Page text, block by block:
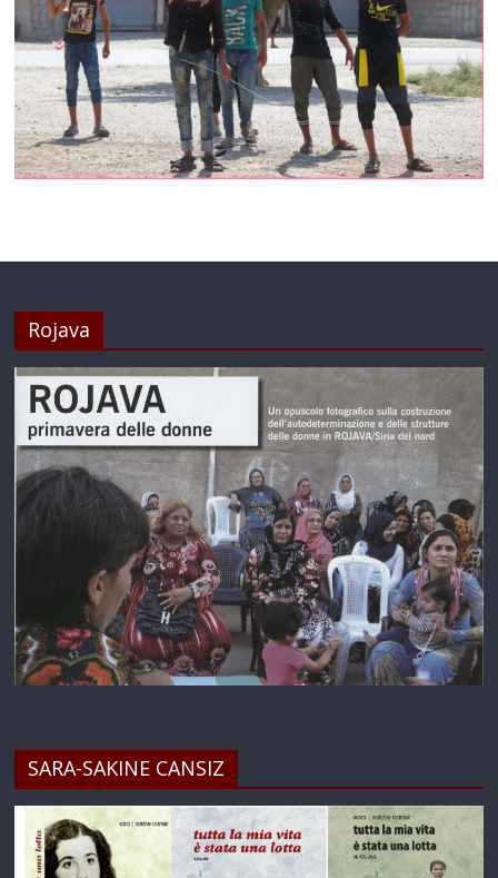
Rojava
SARA-SAKINE CANSIZ